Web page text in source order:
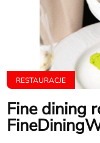
RESTAURACJE
Fine dining